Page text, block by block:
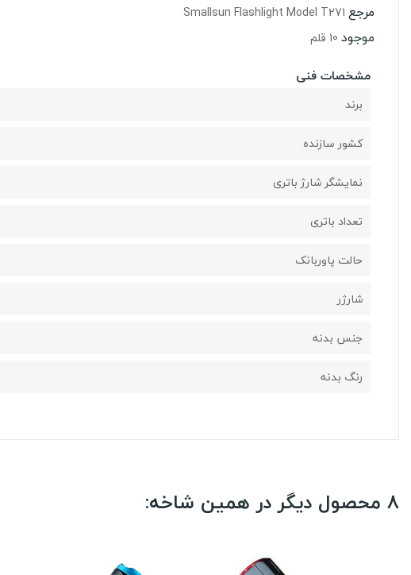
مرجع Smallsun Flashlight Model T271
موجود 10 قلم
مشخصات فنی
برند
کشور سازنده
نمایشگر شارژ باتری
تعداد باتری
حالت پاوربانک
شارژر
جنس بدنه
رنگ بدنه
8 محصول دیگر در همین شاخه: